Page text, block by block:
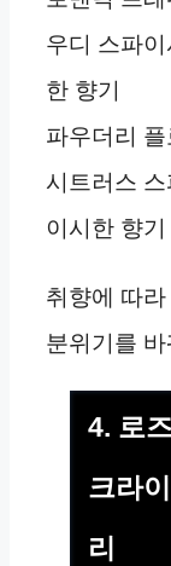
우디 스파
한 향기
파우더리 플
시트러스
이시한 향기
취향에 따
분위기를
4. 로
크라
리